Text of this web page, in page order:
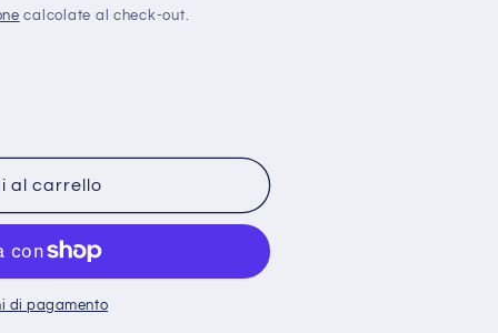
calcolate al check-out.
al carrello
di pagamento